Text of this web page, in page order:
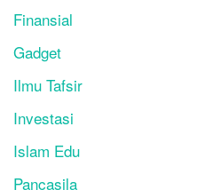
Finansial
Gadget
Ilmu Tafsir
Investasi
Islam Edu
Pancasila